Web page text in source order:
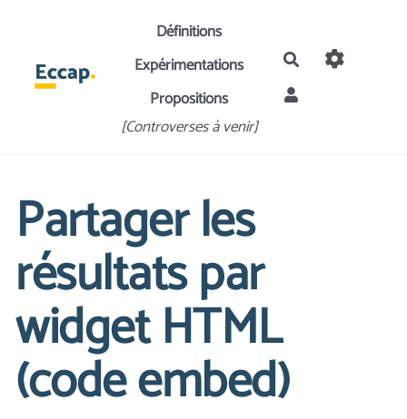
Aller au contenu principalDéfinitions
Expérimentations
Propositions
[Controverses à venir]
Rechercher
Partager les
résultats par
widget HTML
(code embed)